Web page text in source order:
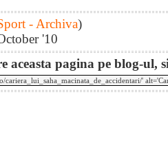
- Archiva)
'10
aceasta pagina pe blog-ul,